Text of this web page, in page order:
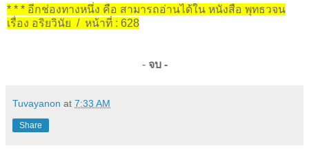
* * * อีกช่องทางหนึ่ง คือ สามารถอ่านได้ใน หนังสือ พุทธวจน
เรื่อง อริยวินัย / หน้าที่ : 628
-จบ -
Tuvayanon at 7:33 AM
Share